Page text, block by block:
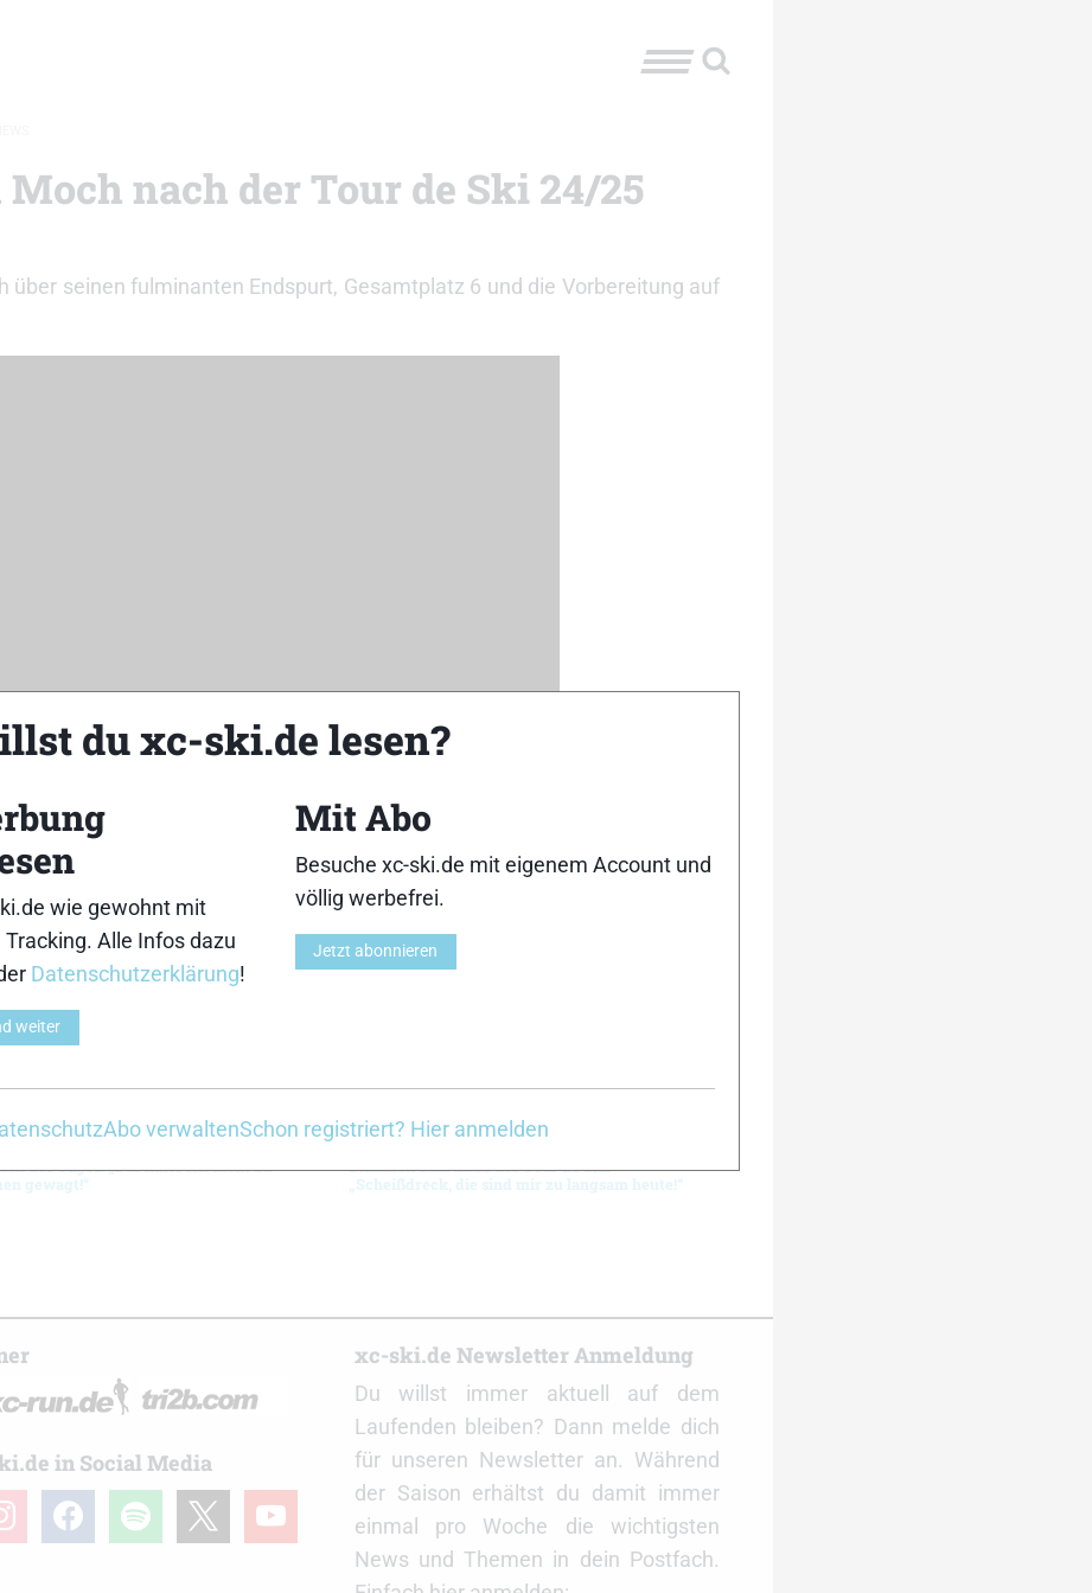
nach der Tour de Ski 24/25
seinen fulminanten Endspurt, Gesamtplatz 6 und die Vorbereitung auf
des Tages: „Das hätte ich nicht zu
gewagt!“
Stimmen zum Ende der Tour de Ski:
„Scheißdreck, die sind mir zu langsam heute!“
in Social Media
facebookspotify youtube
xc-ski.de Newsletter Anmeldung
Du willst immer aktuell auf dem
Laufenden bleiben? Dann melde dich
für unseren Newsletter an. Während
der Saison erhältst du damit immer
einmal pro Woche die wichtigsten
News und Themen in dein Postfach.
du xc-ski.de lesen?
wie gewohnt mit
Alle Infos dazu
Datenschutzerklärung!
weiter
Mit Abo
Besuche xc-ski.de mit eigenem Account und
völlig werbefrei.
Jetzt abonnieren
Abo verwaltenSchon registriert? Hier anmelden